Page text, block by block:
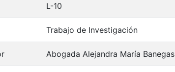
L-10
Trabajo de Investigación
Abogada Alejandra María Banegas